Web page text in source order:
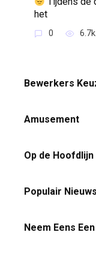
het
0 6.7k.
Bewerkers
Amusement
Op de Hoofdlijn
Populair Nieuws
Neem Eens